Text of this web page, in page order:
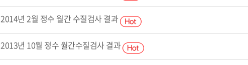
2014년 2월 정수 월간 수질검사 결과
2013년 10월 정수 월간수질검사 결과